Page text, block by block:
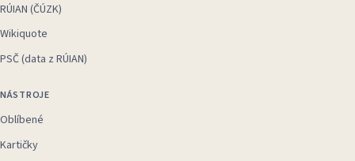
RÚIAN (ČÚZK)
Wikiquote
PSČ (data z RÚIAN)
NÁSTROJE
Oblíbené
Kartičky